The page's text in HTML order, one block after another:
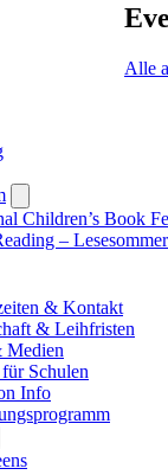
Alle
submenu
Children’s Book
–
& Kontakt
& Leihfristen
Medien
Schulen
Info